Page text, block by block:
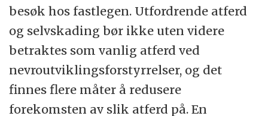
besøk hos fastlegen. Utfordrende atferd
og selvskading bør ikke uten videre
betraktes som vanlig atferd ved
nevroutviklingsforstyrrelser, og det
finnes flere måter å redusere
forekomsten av slik atferd på. En